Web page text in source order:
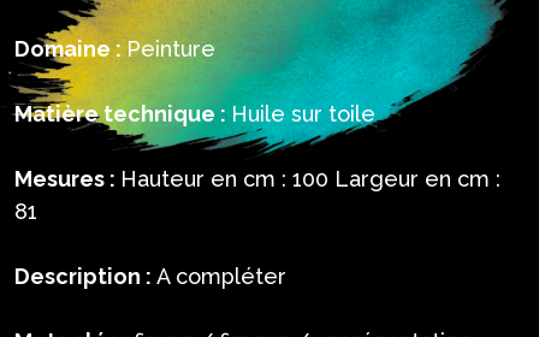
Domaine : Peinture
Matière technique : Huile sur toile
Mesures : Hauteur en cm : 100 Largeur en cm :
81
Description : A compléter